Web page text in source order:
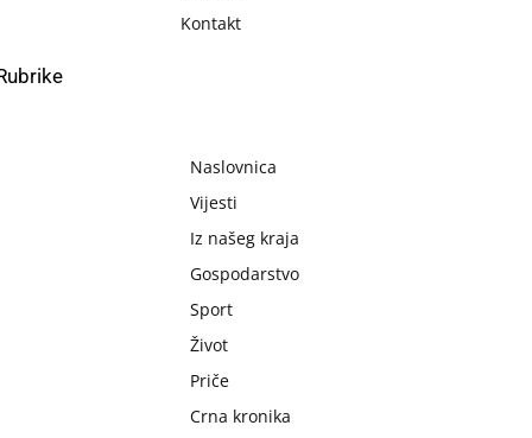
Kontakt
Naslovnica
Vijesti
Iz našeg kraja
Gospodarstvo
Sport
Život
Priče
Crna kronika